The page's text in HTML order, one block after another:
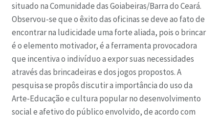
situado na Comunidade das Goiabeiras/Barra do Ceará.
Observou-se que o êxito das oficinas se deve ao fato de
encontrar na ludicidade uma forte aliada, pois o brincar
é o elemento motivador, é a ferramenta provocadora
que incentiva o indivíduo a expor suas necessidades
através das brincadeiras e dos jogos propostos. A
pesquisa se propôs discutir a importância do uso da
Arte-Educação e cultura popular no desenvolvimento
social e afetivo do público envolvido, de acordo com